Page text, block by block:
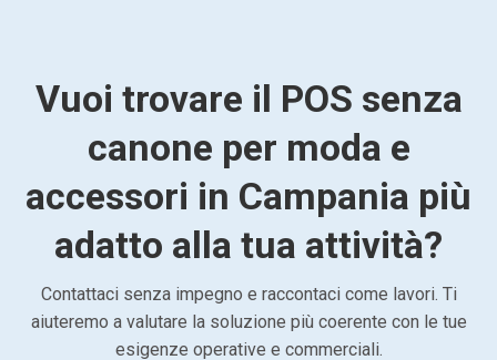
Vuoi trovare il POS senza
canone per moda e
accessori in Campania più
adatto alla tua attività?
Contattaci senza impegno e raccontaci come lavori. Ti
aiuteremo a valutare la soluzione più coerente con le tue
esigenze operative e commerciali.